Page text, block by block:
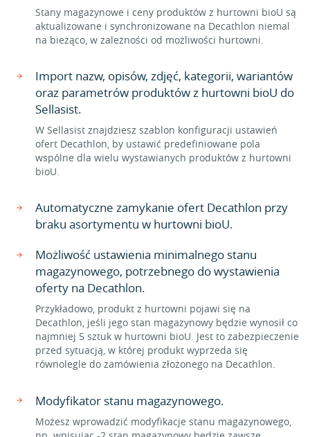
Stany magazynowe i ceny produktów z hurtowni bioU są
aktualizowane i synchronizowane na Decathlon niemal
na bieżąco, w zależności od możliwości hurtowni.
Import nazw, opisów, zdjęć, kategorii, wariantów
oraz parametrów produktów z hurtowni bioU do
Sellasist.
W Sellasist znajdziesz szablon konfiguracji ustawień
ofert Decathlon, by ustawić predefiniowane pola
wspólne dla wielu wystawianych produktów z hurtowni
bioU.
Automatyczne zamykanie ofert Decathlon przy
braku asortymentu w hurtowni bioU.
Możliwość ustawienia minimalnego stanu
magazynowego, potrzebnego do wystawienia
oferty na Decathlon.
Przykładowo, produkt z hurtowni pojawi się na
Decathlon, jeśli jego stan magazynowy będzie wynosił co
najmniej 5 sztuk w hurtowni bioU. Jest to zabezpieczenie
przed sytuacją, w której produkt wyprzeda się
równolegle do zamówienia złożonego na Decathlon.
Modyfikator stanu magazynowego.
Możesz wprowadzić modyfikacje stanu magazynowego,